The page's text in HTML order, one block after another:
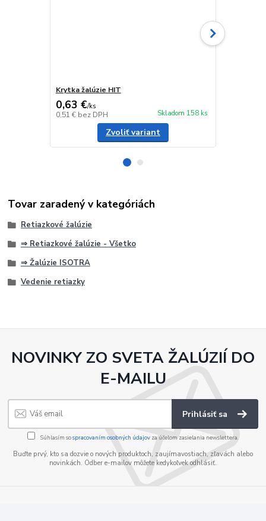
Krytka žalúzie HIT
0,63 €/ks
0,51 € bez DPH Skladom 158 ks
Zvoliť variant
Tovar zaradený v kategóriách
Retiazkové žalúzie
⇒ Retiazkové žalúzie - Všetko
⇒ Žalúzie ISOTRA
Vedenie retiazky
NOVINKY ZO SVETA ŽALÚZIÍ DO
E-MAILU
Prihlásiť sa
Súhlasím sospracovaním osobných údajov za účelom zasielania newslettera.
Buďte prvý, kto sa dozvie o nových produktoch, zaujímavostiach, zľavách alebo
novinkách. Odber e-mailov môžete kedykoľvek odhlásiť.